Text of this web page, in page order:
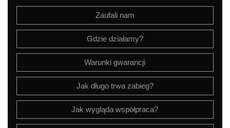
Zaufali nam
Gdzie działamy?
Warunki gwarancji
Jak długo trwa zabieg?
Jak wygląda współpraca?